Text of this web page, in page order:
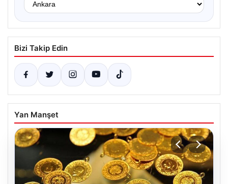
Bizi Takip Edin
Yan Manşet